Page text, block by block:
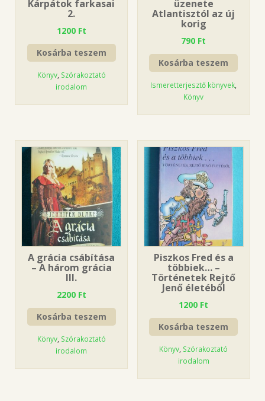
Kárpátok farkasai
2.
1200 Ft
Kosárba teszem
Könyv, Szórakoztató
irodalom
üzenete
Atlantisztól az új
korig
790 Ft
Kosárba teszem
Ismeretterjesztő könyvek
Könyv
A grácia csábítása
– A három grácia
III.
2200 Ft
Kosárba teszem
Könyv, Szórakoztató
irodalom
Piszkos Fred és a
többiek… –
Történetek Rejtő
Jenő életéből
1200 Ft
Kosárba teszem
Könyv Szórakoztató
irodalom